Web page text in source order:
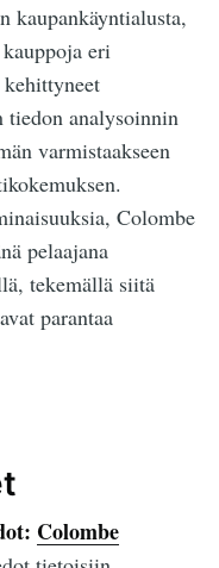
kaupankäyntialusta,
eri
tiedon analysoinnin
varmistaakseen
Colombe
pelaajana
tekemällä siitä
parantaa
Colombe